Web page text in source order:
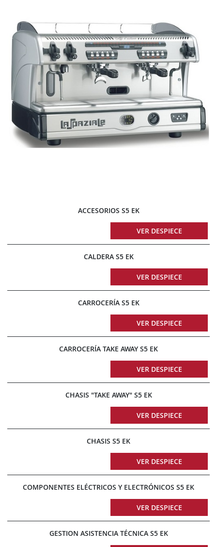
ACCESORIOS S5 EK
VER DESPIECE
CALDERA S5 EK
VER DESPIECE
CARROCERÍA S5 EK
VER DESPIECE
CARROCERÍA TAKE AWAY S5 EK
VER DESPIECE
CHASIS "TAKE AWAY" S5 EK
VER DESPIECE
CHASIS S5 EK
VER DESPIECE
COMPONENTES ELÉCTRICOS Y ELECTRÓNICOS S5 EK
VER DESPIECE
GESTION ASISTENCIA TÉCNICA S5 EK